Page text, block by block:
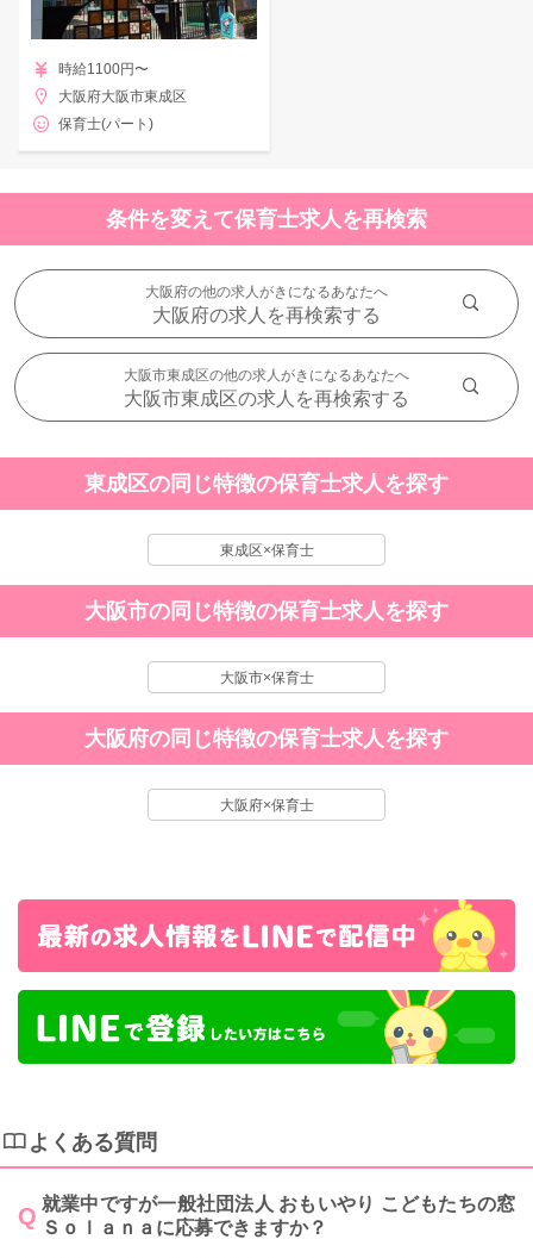
時給1100円〜
大阪府大阪市東成区
保育士(パート)
条件を変えて保育士求人を再検索
大阪府の他の求人がきになるあなたへ
大阪府の求人を再検索する
大阪市東成区の他の求人がきになるあなたへ
大阪市東成区の求人を再検索する
東成区の同じ特徴の保育士求人を探す
東成区×保育士
大阪市の同じ特徴の保育士求人を探す
大阪市×保育士
大阪府の同じ特徴の保育士求人を探す
大阪府×保育士
よくある質問
就業中ですが一般社団法人 おもいやり こどもたちの窓
Ｓｏｌａｎａに応募できますか？